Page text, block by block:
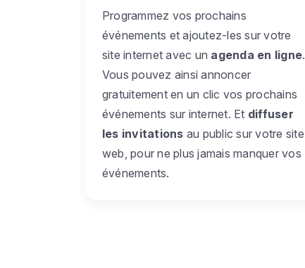
Programmez vos prochains
événements et ajoutez-les sur votre
site internet avec un agenda en ligne.
Vous pouvez ainsi annoncer
gratuitement en un clic vos prochains
événements sur internet. Et diffuser
les invitations au public sur votre site
web, pour ne plus jamais manquer vos
événements.